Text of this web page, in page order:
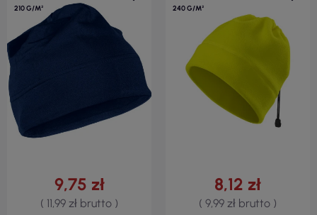
210 G/M²
9,75 zł
( 11,99 zł brutto )
240 G/M²
8,12 zł
( 9,99 zł brutto )